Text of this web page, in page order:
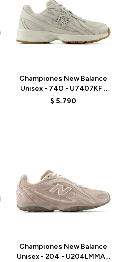
Championes New Balance
Unisex - 740 - U7407KF -
GREY
$ 5.790
Championes New Balance
Unisex - 204 - U204LMMA -